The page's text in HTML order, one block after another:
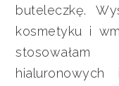
buteleczkę.
kosmetyku i